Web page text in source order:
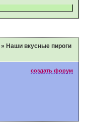
» Наши вкусные пироги
создать форум